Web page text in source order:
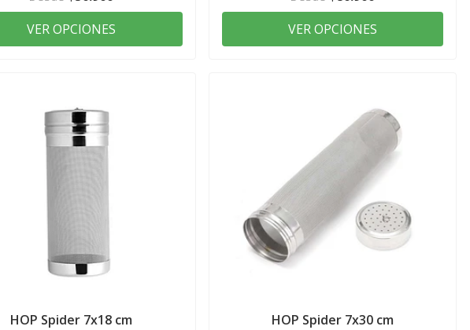
VER OPCIONES
VER OPCIONES
HOP Spider 7x18 cm HOP Spider 7x30 cm